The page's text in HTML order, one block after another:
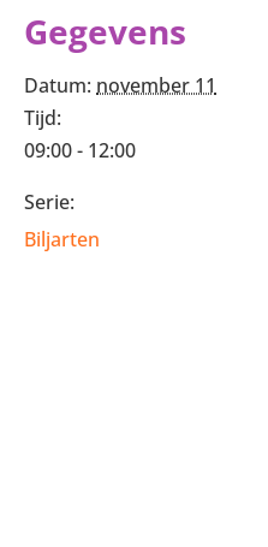
Gegevens
Datum: november 11
Tijd:
09:00 - 12:00
Serie:
Biljarten